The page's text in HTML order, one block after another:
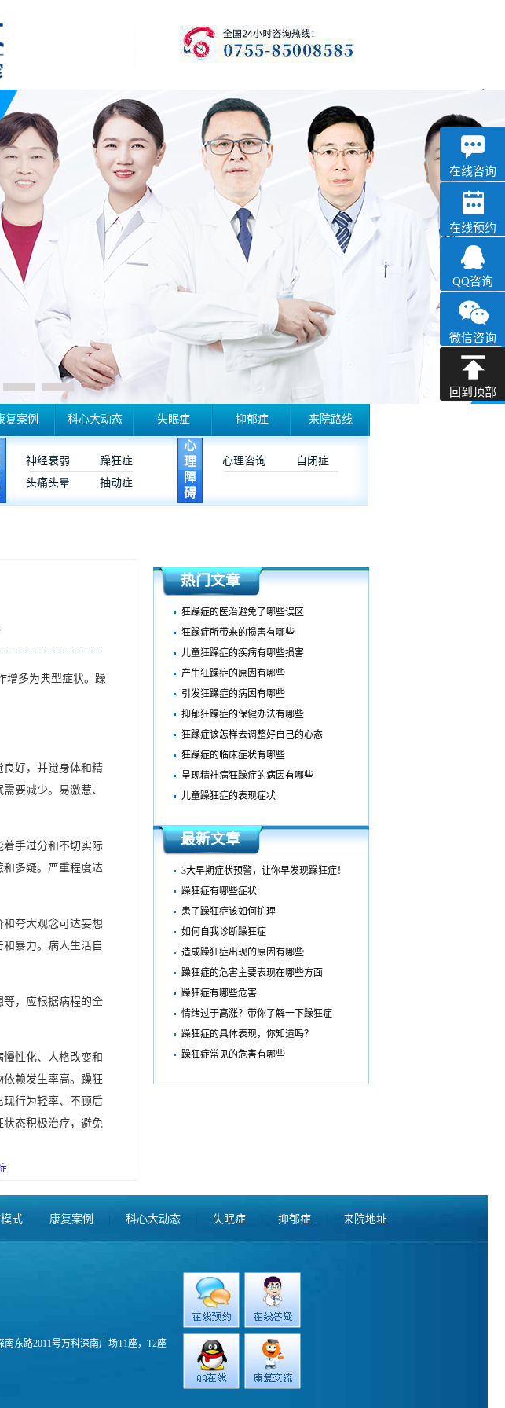
复案例 科心大动态 失眠症 抑郁症 来院路线
神经衰弱
躁狂症
头痛头晕
抽动症
心
理
障
碍
心理咨询 自闭症
增多为典型症状。躁
良好，并觉身体和精
要减少。易激惹、
手过分和不切实际
和多疑。严重程度达
夸大观念可达妄想
暴力。病人生活自
等，应根据病程的全
性化、人格改变和
赖发生率高。躁狂
行为轻率、不顾后
态积极治疗，避免
热门文章
狂躁症的医治避免了哪些误区
狂躁症所带来的损害有哪些
儿童狂躁症的疾病有哪些损害
产生狂躁症的原因有哪些
引发狂躁症的病因有哪些
抑郁狂躁症的保健办法有哪些
狂躁症该怎样去调整好自己的心态
狂躁症的临床症状有哪些
呈现精神病狂躁症的病因有哪些
儿童躁狂症的表现症状
最新文章
3大早期症状预警，让你早发现躁狂症！
躁狂症有哪些症状
患了躁狂症该如何护理
如何自我诊断躁狂症
造成躁狂症出现的原因有哪些
躁狂症的危害主要表现在哪些方面
躁狂症有哪些危害
情绪过于高涨？带你了解一下躁狂症
躁狂症的具体表现，你知道吗？
躁狂症常见的危害有哪些
式 康复案例 科心大动态 失眠症 抑郁症 来院地址
东路2011号万科深南广场T1座，T2座
优眠
失眠抑郁专科
在线咨询
在线预约
QQ咨询
微信咨询
回到顶部